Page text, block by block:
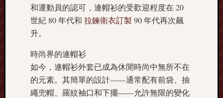
和運動員的認可，連帽衫的受歡迎程度在 20
世紀 80 年代和 拉鍊衛衣訂製 90 年代再次飆
升。
時尚界的連帽衫
如今，連帽衫外套已成為休閒時尚中無所不在
的元素。其簡單的設計——通常配有前袋、抽
繩兜帽、羅紋袖口和下擺——允許無限的變化